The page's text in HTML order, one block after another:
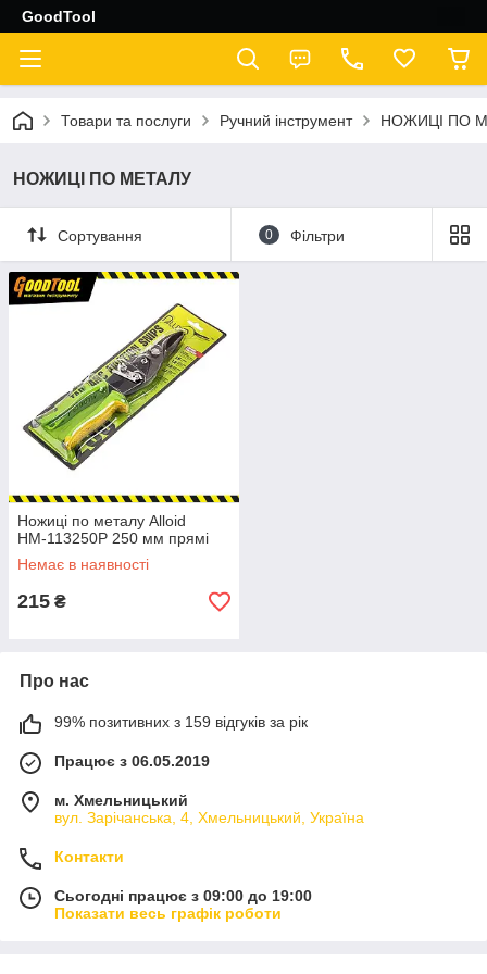
GoodTool
Товари та послуги Ручний інструмент НОЖИЦІ ПО
НОЖИЦІ ПО МЕТАЛУ
Сортування 0 Фільтри
Ножиці по металу Alloid
НМ-113250Р 250 мм прямі
Немає в наявності
215 ₴
Про нас
99% позитивних з 159 відгуків за рік
Працює з 06.05.2019
м. Хмельницький
вул. Зарічанська, 4, Хмельницький, Україна
Контакти
Сьогодні працює з 09:00 до 19:00
Показати весь графік роботи